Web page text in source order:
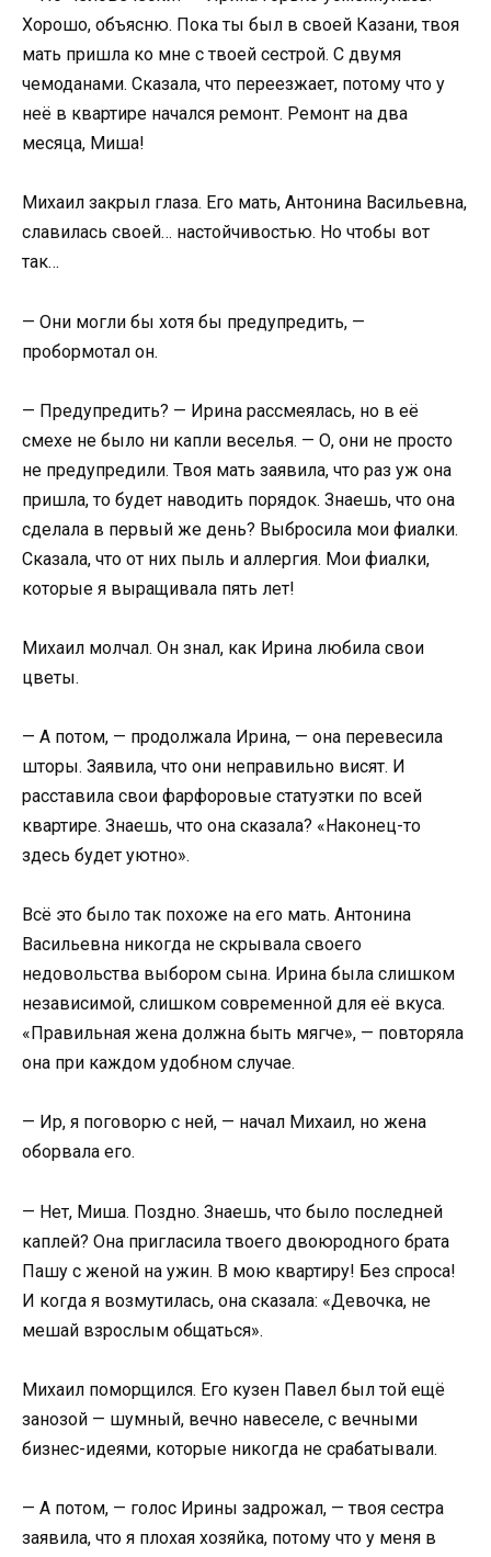
Хорошо, объясню. Пока ты был в своей Казани, твоя
мать пришла ко мне с твоей сестрой. С двумя
чемоданами. Сказала, что переезжает, потому что у
неё в квартире начался ремонт. Ремонт на два
месяца, Миша!
Михаил закрыл глаза. Его мать, Антонина Васильевна,
славилась своей… настойчивостью. Но чтобы вот
так…
— Они могли бы хотя бы предупредить, —
пробормотал он.
— Предупредить? — Ирина рассмеялась, но в её
смехе не было ни капли веселья. — О, они не просто
не предупредили. Твоя мать заявила, что раз уж она
пришла, то будет наводить порядок. Знаешь, что она
сделала в первый же день? Выбросила мои фиалки.
Сказала, что от них пыль и аллергия. Мои фиалки,
которые я выращивала пять лет!
Михаил молчал. Он знал, как Ирина любила свои
цветы.
— А потом, — продолжала Ирина, — она перевесила
шторы. Заявила, что они неправильно висят. И
расставила свои фарфоровые статуэтки по всей
квартире. Знаешь, что она сказала? «Наконец-то
здесь будет уютно».
Всё это было так похоже на его мать. Антонина
Васильевна никогда не скрывала своего
недовольства выбором сына. Ирина была слишком
независимой, слишком современной для её вкуса.
«Правильная жена должна быть мягче», — повторяла
она при каждом удобном случае.
— Ир, я поговорю с ней, — начал Михаил, но жена
оборвала его.
— Нет, Миша. Поздно. Знаешь, что было последней
каплей? Она пригласила твоего двоюродного брата
Пашу с женой на ужин. В мою квартиру! Без спроса!
И когда я возмутилась, она сказала: «Девочка, не
мешай взрослым общаться».
Михаил поморщился. Его кузен Павел был той ещё
занозой — шумный, вечно навеселе, с вечными
бизнес-идеями, которые никогда не срабатывали.
— А потом, — голос Ирины задрожал, — твоя сестра
заявила, что я плохая хозяйка, потому что у меня в